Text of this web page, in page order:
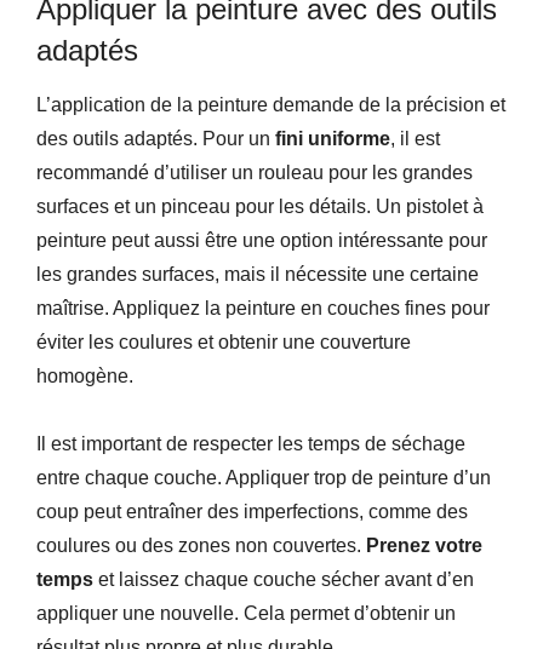
Appliquer la peinture avec des outils
adaptés
L’application de la peinture demande de la précision et
des outils adaptés. Pour un fini uniforme, il est
recommandé d’utiliser un rouleau pour les grandes
surfaces et un pinceau pour les détails. Un pistolet à
peinture peut aussi être une option intéressante pour
les grandes surfaces, mais il nécessite une certaine
maîtrise. Appliquez la peinture en couches fines pour
éviter les coulures et obtenir une couverture
homogène.
Il est important de respecter les temps de séchage
entre chaque couche. Appliquer trop de peinture d’un
coup peut entraîner des imperfections, comme des
coulures ou des zones non couvertes. Prenez votre
temps et laissez chaque couche sécher avant d’en
appliquer une nouvelle. Cela permet d’obtenir un